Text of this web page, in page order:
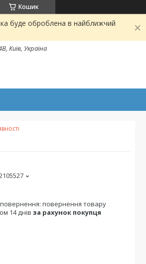
Кошик
буде оброблена в найближчий
Київ, Україна
повернення товару
14 днів за рахунок покупця